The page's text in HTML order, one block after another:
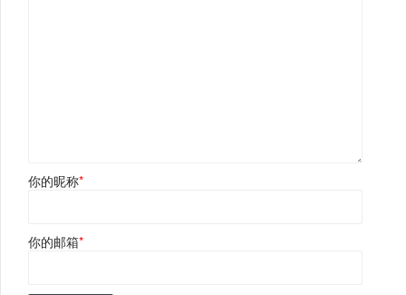
你的昵称*
你的邮箱*